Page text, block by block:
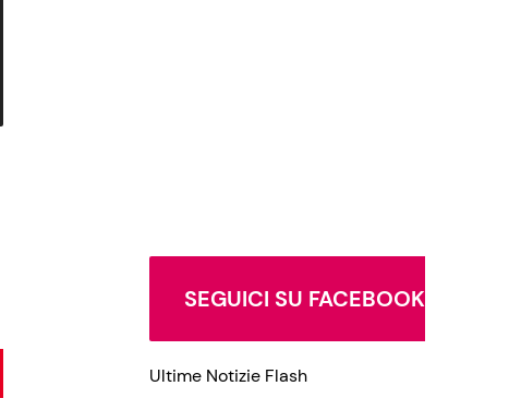
SEGUICI SU FACEBOOK
Ultime Notizie Flash